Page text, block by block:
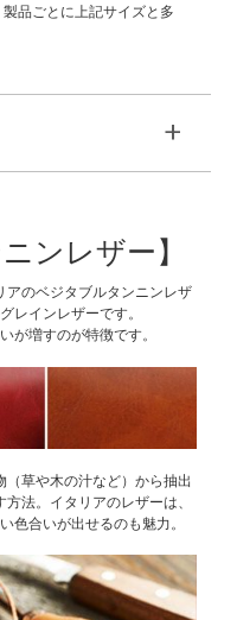
品ごとに上記サイズと多
+
ンレザー】
アのベジタブルタンニンレザ
レインレザーです。
が増すのが特徴です。
草や木の汁など）から抽出
法。イタリアのレザーは、
色合いが出せるのも魅力。